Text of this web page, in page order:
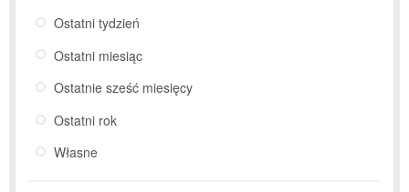
Ostatni tydzień
Ostatni miesiąc
Ostatnie sześć miesięcy
Ostatni rok
Własne